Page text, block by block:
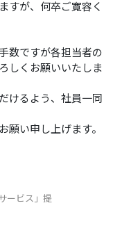
ービス」提
すが、何卒ご寛容く
数ですが各担当者の
しくお願いいたしま
けるよう、社員一同
い申し上げます。